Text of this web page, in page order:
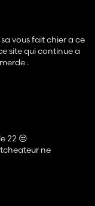
vous fait chier a ce
site qui continue a
.
22 😒
ne